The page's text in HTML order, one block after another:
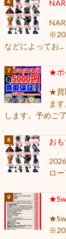
などによってお...
★ポ
★買
ま
します。予めご
お
ロ